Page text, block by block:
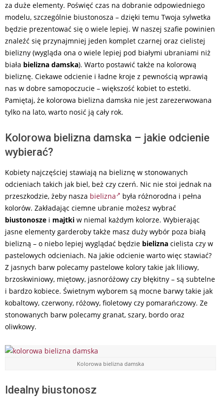
za duże elementy. Poświęć czas na dobranie odpowiedniego
modelu, szczególnie biustonosza – dzięki temu Twoja sylwetka
będzie prezentować się o wiele lepiej. W naszej szafie powinien
znaleźć się przynajmniej jeden komplet czarnej oraz cielistej
bielizny (wygląda ona o wiele lepiej pod białymi ubraniami niż
biała bielizna damska). Warto postawić także na kolorową
bieliznę. Ciekawe odcienie i ładne kroje z pewnością wprawią
nas w dobre samopoczucie – większość kobiet to estetki.
Pamiętaj, że kolorowa bielizna damska nie jest zarezerwowana
tylko na lato, warto nosić ją cały rok.
Kolorowa bielizna damska – jakie odcienie
wybierać?
Kobiety najczęściej stawiają na bieliznę w stonowanych
odcieniach takich jak biel, beż czy czerń. Nic nie stoi jednak na
przeszkodzie, żeby nasza bielizna
była różnorodna i pełna
kolorów. Zakładając ciemne ubranie możesz wybrać
biustonosze i majtki w niemal każdym kolorze. Wybierając
jasne elementy garderoby także masz duży wybór poza białą
bielizną – o niebo lepiej wyglądać będzie bielizna cielista czy w
pastelowych odcieniach. Na jakie odcienie warto więc stawiać?
Z jasnych barw polecamy pastelowe kolory takie jak liliowy,
brzoskwiniowy, miętowy, jasnoróżowy czy błękitny – są subtelne
i bardzo kobiece. Świetnym wyborem są mocne barwy takie jak
kobaltowy, czerwony, różowy, fioletowy czy pomarańczowy. Ze
stonowanych barw polecamy granat, szary, bordo oraz
oliwkowy.
Kolorowa bielizna damska
Idealny biustonosz